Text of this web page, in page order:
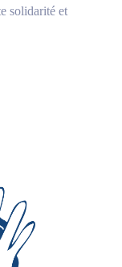
solidarité et